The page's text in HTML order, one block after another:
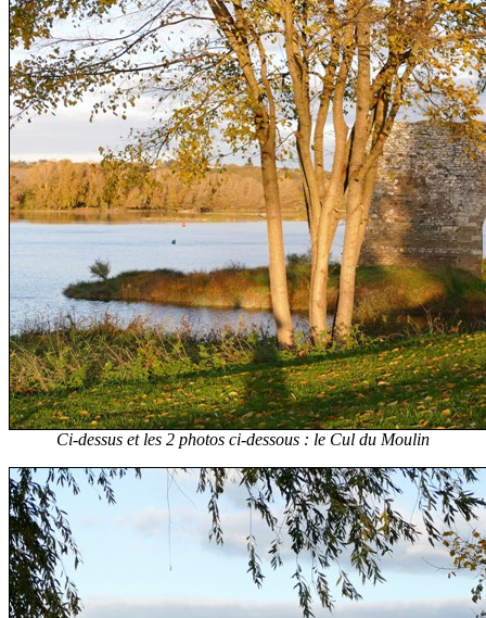
Ci-dessus et les 2 photos ci-dessous : le Cul du Moulin